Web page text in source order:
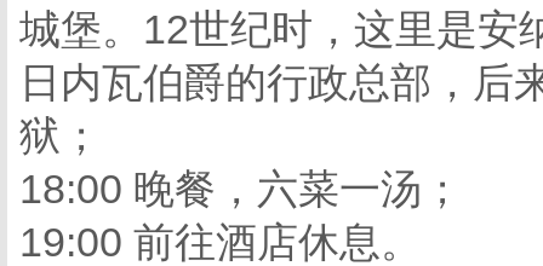
城堡。12世纪时，这里是安
日内瓦伯爵的行政总部，后
狱；
18:00 晚餐，六菜一汤；
19:00 前往酒店休息。